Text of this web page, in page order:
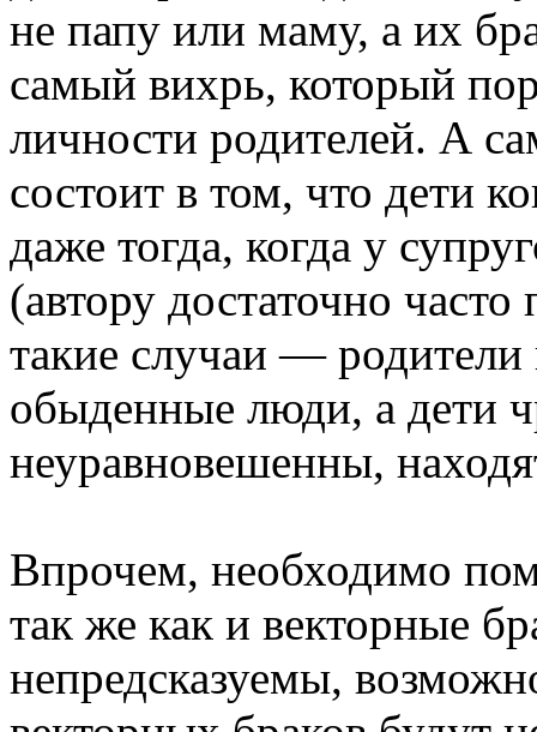
не папу или маму, а их
самый вихрь, который
личности родителей. А
состоит в том, что дети
даже тогда, когда у
(автору достаточно
такие случаи —
обыденные люди, а дети
неуравновешенны,
Впрочем, необходимо
так же как и векторные
непредсказуемы,